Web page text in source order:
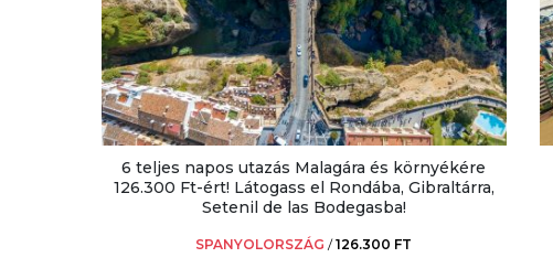
6 teljes napos utazás Malagára és környékére
126.300 Ft-ért! Látogass el Rondába, Gibraltárra,
Setenil de las Bodegasba!
SPANYOLORSZÁG /126.300 FT